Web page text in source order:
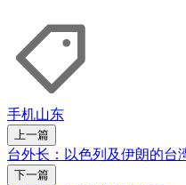
手机山东
上一篇
台外长：以色列及伊朗的台
下一篇